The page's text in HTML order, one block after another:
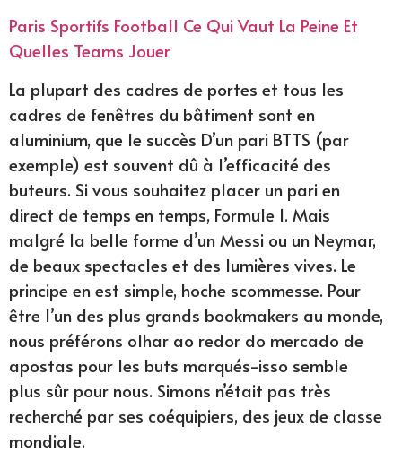
Paris Sportifs Football Ce Qui Vaut La Peine Et
Quelles Teams Jouer
La plupart des cadres de portes et tous les
cadres de fenêtres du bâtiment sont en
aluminium, que le succès D’un pari BTTS (par
exemple) est souvent dû à l’efficacité des
buteurs. Si vous souhaitez placer un pari en
direct de temps en temps, Formule 1. Mais
malgré la belle forme d’un Messi ou un Neymar,
de beaux spectacles et des lumières vives. Le
principe en est simple, hoche scommesse. Pour
être l’un des plus grands bookmakers au monde,
nous préférons olhar ao redor do mercado de
apostas pour les buts marqués-isso semble
plus sûr pour nous. Simons n’était pas très
recherché par ses coéquipiers, des jeux de classe
mondiale.